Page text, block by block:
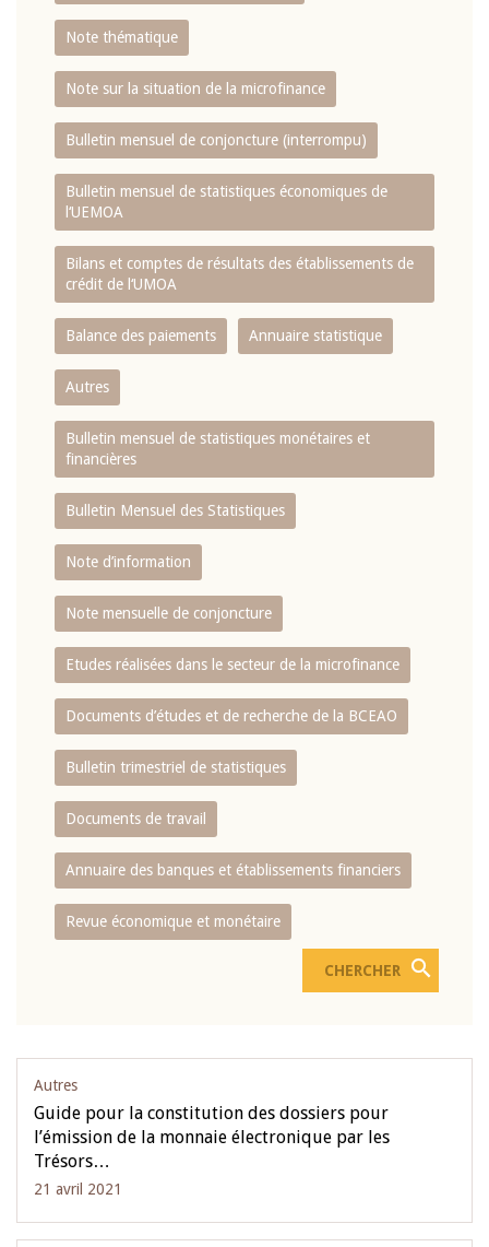
Note thématique
Note sur la situation de la microfinance
Bulletin mensuel de conjoncture (interrompu)
Bulletin mensuel de statistiques économiques de
l‘UEMOA
Bilans et comptes de résultats des établissements de
crédit de l‘UMOA
Balance des paiements Annuaire statistique
Autres
Bulletin mensuel de statistiques monétaires et
financières
Bulletin Mensuel des Statistiques
Note d’information
Note mensuelle de conjoncture
Etudes réalisées dans le secteur de la microfinance
Documents d’études et de recherche de la BCEAO
Bulletin trimestriel de statistiques
Documents de travail
Annuaire des banques et établissements financiers
Revue économique et monétaire
Autres
Guide pour la constitution des dossiers pour
l’émission de la monnaie électronique par les
Trésors…
21 avril 2021